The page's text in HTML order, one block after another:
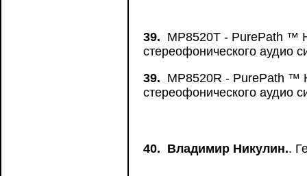
39. MP8520T - PurePath ™
стереофонического аудио
39. MP8520R - PurePath ™
стереофонического аудио
40. Владимир Никулин..